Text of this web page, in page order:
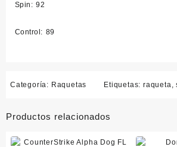
Spin: 92
Control: 89
Categoría: Raquetas Etiquetas:raqueta,
Productos relacionados